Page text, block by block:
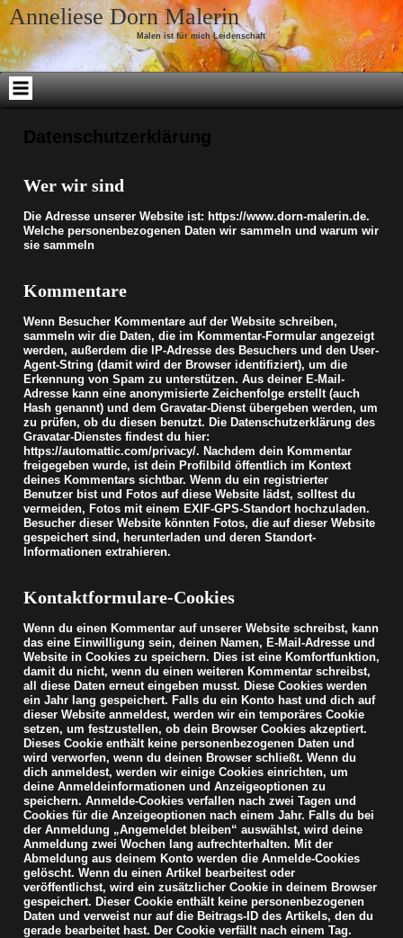
Skip to content
Anneliese Dorn Malerin
Malen ist für mich Leidenschaft
Datenschutzerklärung
Wer wir sind
Die Adresse unserer Website ist: https://www.dorn-malerin.de.
Welche personenbezogenen Daten wir sammeln und warum wir
sie sammeln
Kommentare
Wenn Besucher Kommentare auf der Website schreiben,
sammeln wir die Daten, die im Kommentar-Formular angezeigt
werden, außerdem die IP-Adresse des Besuchers und den User-
Agent-String (damit wird der Browser identifiziert), um die
Erkennung von Spam zu unterstützen. Aus deiner E-Mail-
Adresse kann eine anonymisierte Zeichenfolge erstellt (auch
Hash genannt) und dem Gravatar-Dienst übergeben werden, um
zu prüfen, ob du diesen benutzt. Die Datenschutzerklärung des
Gravatar-Dienstes findest du hier:
https://automattic.com/privacy/. Nachdem dein Kommentar
freigegeben wurde, ist dein Profilbild öffentlich im Kontext
deines Kommentars sichtbar. Wenn du ein registrierter
Benutzer bist und Fotos auf diese Website lädst, solltest du
vermeiden, Fotos mit einem EXIF-GPS-Standort hochzuladen.
Besucher dieser Website könnten Fotos, die auf dieser Website
gespeichert sind, herunterladen und deren Standort-
Informationen extrahieren.
Kontaktformulare-Cookies
Wenn du einen Kommentar auf unserer Website schreibst, kann
das eine Einwilligung sein, deinen Namen, E-Mail-Adresse und
Website in Cookies zu speichern. Dies ist eine Komfortfunktion,
damit du nicht, wenn du einen weiteren Kommentar schreibst,
all diese Daten erneut eingeben musst. Diese Cookies werden
ein Jahr lang gespeichert. Falls du ein Konto hast und dich auf
dieser Website anmeldest, werden wir ein temporäres Cookie
setzen, um festzustellen, ob dein Browser Cookies akzeptiert.
Dieses Cookie enthält keine personenbezogenen Daten und
wird verworfen, wenn du deinen Browser schließt. Wenn du
dich anmeldest, werden wir einige Cookies einrichten, um
deine Anmeldeinformationen und Anzeigeoptionen zu
speichern. Anmelde-Cookies verfallen nach zwei Tagen und
Cookies für die Anzeigeoptionen nach einem Jahr. Falls du bei
der Anmeldung „Angemeldet bleiben“ auswählst, wird deine
Anmeldung zwei Wochen lang aufrechterhalten. Mit der
Abmeldung aus deinem Konto werden die Anmelde-Cookies
gelöscht. Wenn du einen Artikel bearbeitest oder
veröffentlichst, wird ein zusätzlicher Cookie in deinem Browser
gespeichert. Dieser Cookie enthält keine personenbezogenen
Daten und verweist nur auf die Beitrags-ID des Artikels, den du
gerade bearbeitet hast. Der Cookie verfällt nach einem Tag.